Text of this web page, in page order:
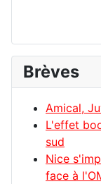
Brèves
Amical,
L'effet
sud
Nice
face à